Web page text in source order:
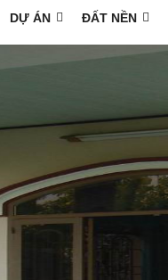
DỰ ÁN ĐẤT NỀN